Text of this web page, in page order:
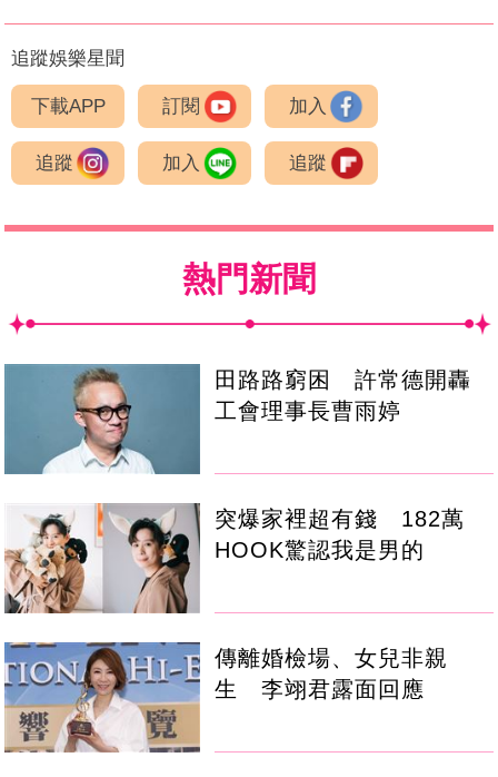
追蹤娛樂星聞
下載APP 訂閱 加入
追蹤 加入 追蹤
熱門新聞
田路路窮困 許常德開轟
工會理事長曹雨婷
突爆家裡超有錢 182萬
HOOK驚認我是男的
傳離婚檢場、女兒非親
生 李翊君露面回應